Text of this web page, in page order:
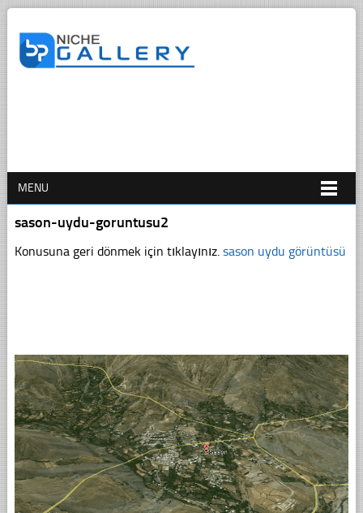
MENU
sason-uydu-goruntusu2
Konusuna geri dönmek için tıklayınız. sason uydu görüntüsü